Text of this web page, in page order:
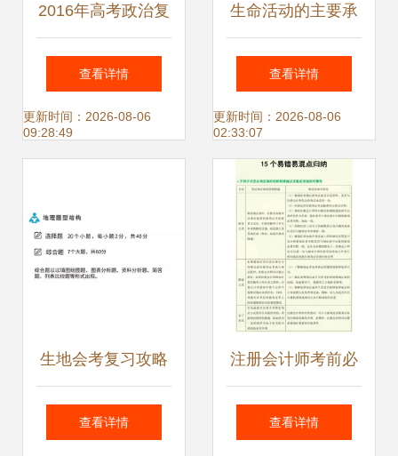
2016年高考政治复
习 专题03 收入与
分配 国家财政易混
查看详情
更新时间：2026-08-06
09:28:49
生命活动的主要承
担者——蛋白质易
错点误区分析
查看详情
更新时间：2026-08-06
02:33:07
生地会考复习攻略
轻松拿A的秘密武
查看详情
注册会计师考前必
背资料之审计易错
查看详情